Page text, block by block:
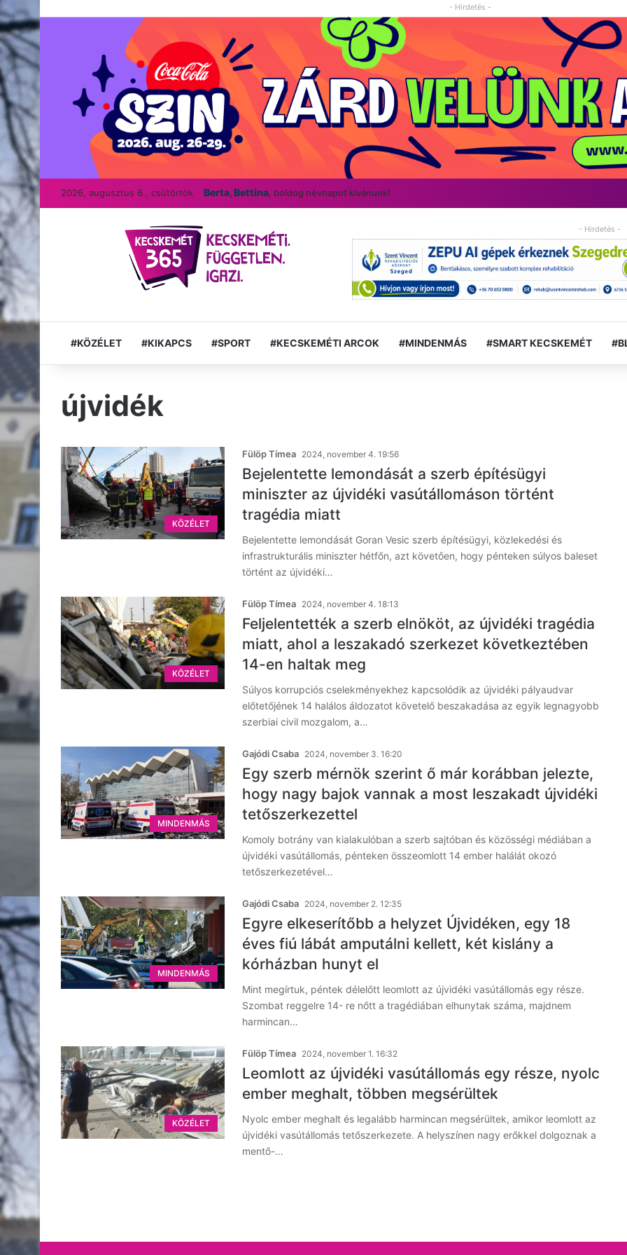
- Hirdetés -
2026, augusztus 6., csütörtök Berta, Bettina, boldog névnapot kívánunk!
- Hirdetés -
#KÖZÉLET #KIKAPCS #SPORT #KECSKEMÉTI ARCOK #MINDENMÁS #SMART KECSKEMÉT
újvidék
KÖZÉLET
Fülöp Tímea 2024, november 4. 19:56
Bejelentette lemondását a szerb építésügyi
miniszter az újvidéki vasútállomáson történt
tragédia miatt
Bejelentette lemondását Goran Vesic szerb építésügyi, közlekedési és
infrastrukturális miniszter hétfőn, azt követően, hogy pénteken súlyos baleset
történt az újvidéki…
KÖZÉLET
Fülöp Tímea 2024, november 4. 18:13
Feljelentették a szerb elnököt, az újvidéki tragédia
miatt, ahol a leszakadó szerkezet következtében
14-en haltak meg
Súlyos korrupciós cselekményekhez kapcsolódik az újvidéki pályaudvar
előtetőjének 14 halálos áldozatot követelő beszakadása az egyik legnagyobb
szerbiai civil mozgalom, a…
MINDENMÁS
Gajódi Csaba 2024, november 3. 16:20
Egy szerb mérnök szerint ő már korábban jelezte,
hogy nagy bajok vannak a most leszakadt újvidéki
tetőszerkezettel
Komoly botrány van kialakulóban a szerb sajtóban és közösségi médiában a
újvidéki vasútállomás, pénteken összeomlott 14 ember halálát okozó
tetőszerkezetével…
MINDENMÁS
Gajódi Csaba 2024, november 2. 12:35
Egyre elkeserítőbb a helyzet Újvidéken, egy 18
éves fiú lábát amputálni kellett, két kislány a
kórházban hunyt el
Mint megírtuk, péntek délelőtt leomlott az újvidéki vasútállomás egy része.
Szombat reggelre 14- re nőtt a tragédiában elhunytak száma, majdnem
harmincan…
KÖZÉLET
Fülöp Tímea 2024, november 1. 16:32
Leomlott az újvidéki vasútállomás egy része, nyolc
ember meghalt, többen megsérültek
Nyolc ember meghalt és legalább harmincan megsérültek, amikor leomlott az
újvidéki vasútállomás tetőszerkezete. A helyszínen nagy erőkkel dolgoznak a
mentő-…